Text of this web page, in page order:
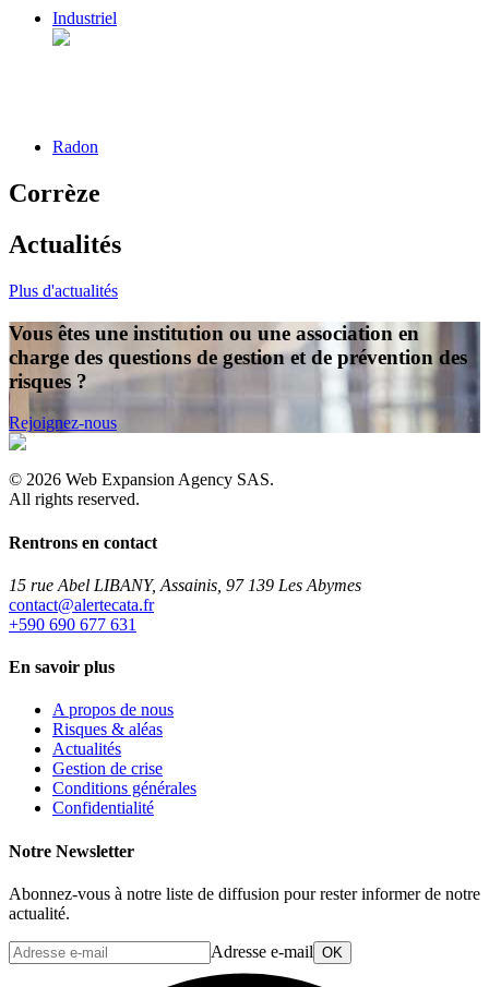
Industriel
Radon
Corrèze
Actualités
Plus d'actualités
Vous êtes une institution ou une association en
charge des questions de gestion et de prévention des
risques ?
Rejoignez-nous
© 2026 Web Expansion Agency SAS.
All rights reserved.
Rentrons en contact
15 rue Abel LIBANY, Assainis, 97 139 Les Abymes
rf.atacetrela@tcatnoc
+590 690 677 631
En savoir plus
A propos de nous
Risques & aléas
Actualités
Gestion de crise
Conditions générales
Confidentialité
Notre Newsletter
Abonnez-vous à notre liste de diffusion pour rester informer de notre
actualité.
Adresse e-mail